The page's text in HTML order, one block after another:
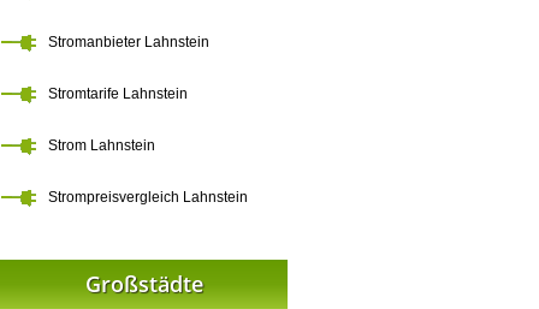
Stromanbieter Lahnstein
Stromtarife Lahnstein
Strom Lahnstein
Strompreisvergleich Lahnstein
Großstädte